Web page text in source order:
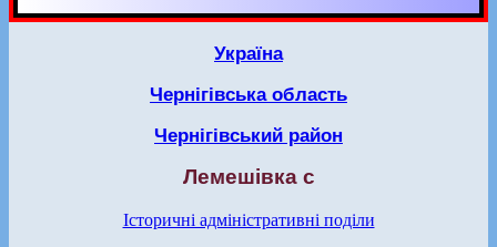
Україна
Чернігівська область
Чернігівський район
Лемешівка с
Історичні адміністративні поділи